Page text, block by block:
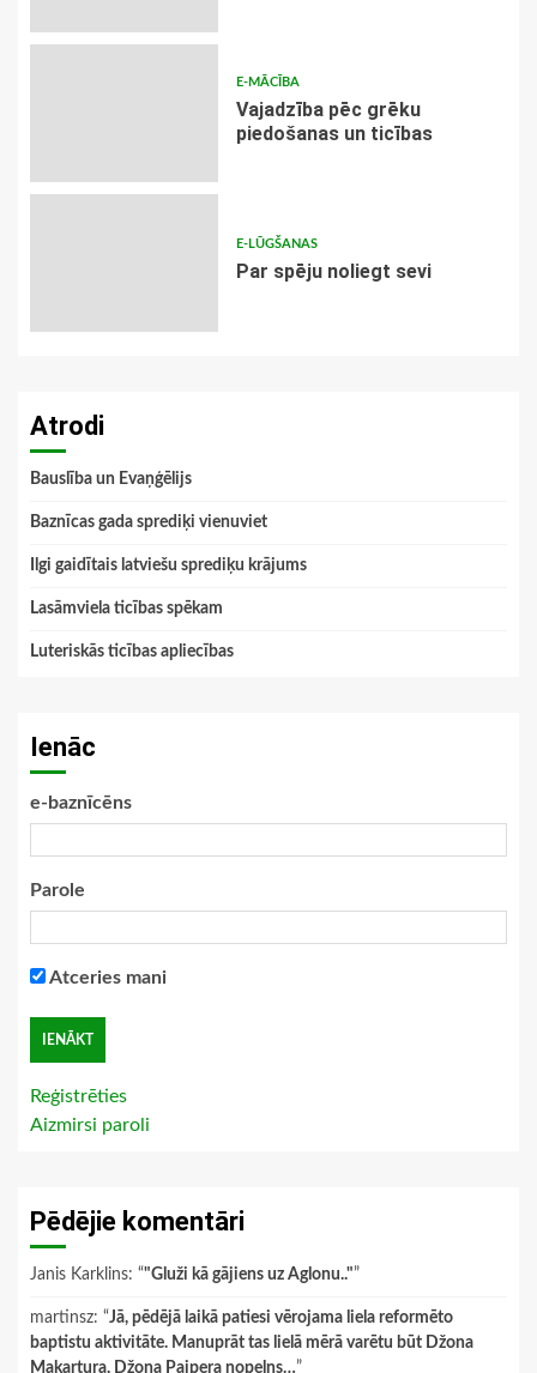
E-MĀCĪBA
Vajadzība pēc grēku
piedošanas un ticības
E-LŪGŠANAS
Par spēju noliegt sevi
Atrodi
Bauslība un Evaņģēlijs
Baznīcas gada sprediķi vienuviet
Ilgi gaidītais latviešu sprediķu krājums
Lasāmviela ticības spēkam
Luteriskās ticības apliecības
Ienāc
e-baznīcēns
Parole
Atceries mani
Reģistrēties
Aizmirsi paroli
Pēdējie komentāri
Janis Karklins: “"Gluži kā gājiens uz Aglonu.."”
martinsz: “Jā, pēdējā laikā patiesi vērojama liela reformēto
baptistu aktivitāte. Manuprāt tas lielā mērā varētu būt Džona
Makartura, Džona Paipera nopelns…”